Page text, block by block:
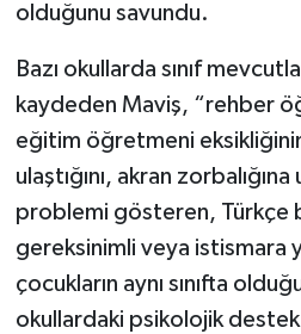
olduğunu savundu.
Bazı okullarda sınıf
kaydeden Maviş, “rehber
eğitim öğretmeni
ulaştığını, akran
problemi gösteren, Türkçe
gereksinimli veya istismara
çocukların aynı sınıfta
okullardaki psikolojik